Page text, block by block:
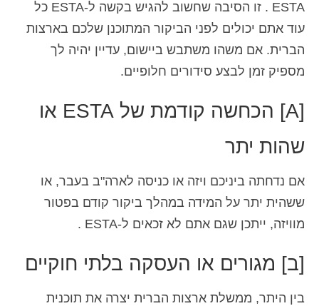
ESTA . זו הסיבה שחשוב להגיש בקשה ל-ESTA כל
עוד אתם יכולים לפני הביקור המתוכנן שלכם בארצות
הברית. אם משהו משתבש ביישום, עדיין יהיה לך
מספיק זמן לבצע סידורים חלופיים.
[A] הכחשה קודמת של ESTA או
שהות יתר
אם נדחתה ביניכם ויזה או כניסה לארה"ב בעבר, או
ששהית יתר על המידה במהלך ביקור קודם בפטור
מוויזה, ייתכן שגם אתם לא זכאים ל-ESTA .
[ב] מגורים או העסקה בלתי חוקיים
בין היתר, ממשלת ארצות הברית יצרה את תוכנית